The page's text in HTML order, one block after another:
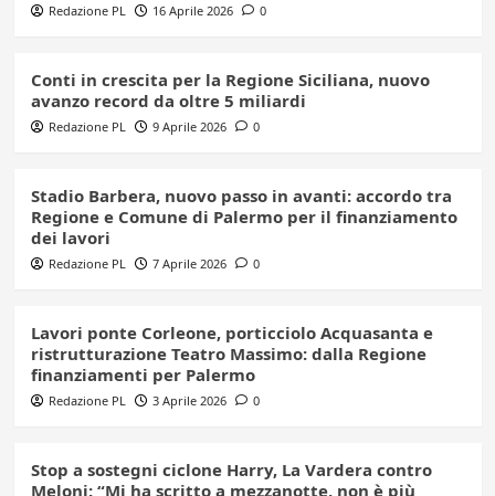
Redazione PL 16 Aprile 2026 0
Conti in crescita per la Regione Siciliana, nuovo
avanzo record da oltre 5 miliardi
Redazione PL 9 Aprile 2026 0
Stadio Barbera, nuovo passo in avanti: accordo tra
Regione e Comune di Palermo per il finanziamento
dei lavori
Redazione PL 7 Aprile 2026 0
Lavori ponte Corleone, porticciolo Acquasanta e
ristrutturazione Teatro Massimo: dalla Regione
finanziamenti per Palermo
Redazione PL 3 Aprile 2026 0
Stop a sostegni ciclone Harry, La Vardera contro
Meloni: “Mi ha scritto a mezzanotte, non è più